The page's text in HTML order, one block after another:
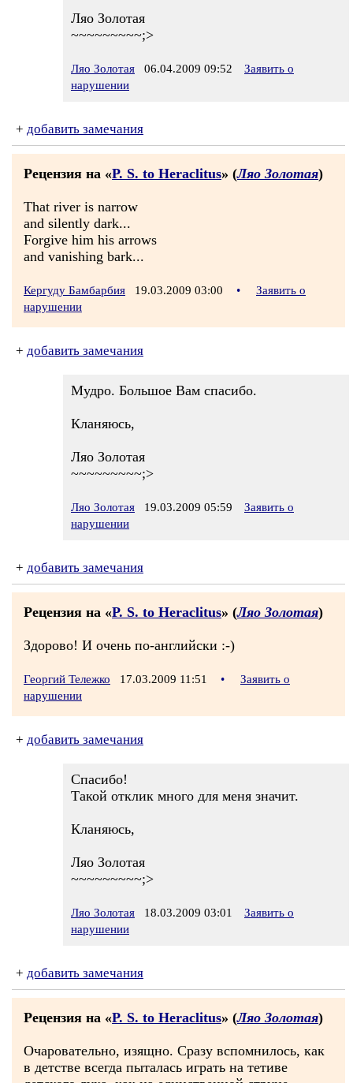
Ляо Золотая
~~~~~~~~~;>
Ляо Золотая 06.04.2009 09:52
Заявить о
нарушении
+ добавить замечания
Рецензия на «P. S. to Heraclitus» (Ляо Золотая)
That river is narrow
and silently dark...
Forgive him his arrows
and vanishing bark...
Кергуду Бамбарбия 19.03.2009 03:00 •
Заявить о
нарушении
+ добавить замечания
Мудро. Большое Вам спасибо.
Кланяюсь,
Ляо Золотая
~~~~~~~~~;>
Ляо Золотая 19.03.2009 05:59
Заявить о
нарушении
+ добавить замечания
Рецензия на «P. S. to Heraclitus» (Ляо Золотая)
Здорово! И очень по-английски :-)
Георгий Тележко 17.03.2009 11:51 •
Заявить о
нарушении
+ добавить замечания
Спасибо!
Такой отклик много для меня значит.
Кланяюсь,
Ляо Золотая
~~~~~~~~~;>
Ляо Золотая 18.03.2009 03:01
Заявить о
нарушении
+ добавить замечания
Рецензия на «P. S. to Heraclitus» (Ляо Золотая)
Очаровательно, изящно. Сразу вспомнилось, как
в детстве всегда пыталась играть на тетиве